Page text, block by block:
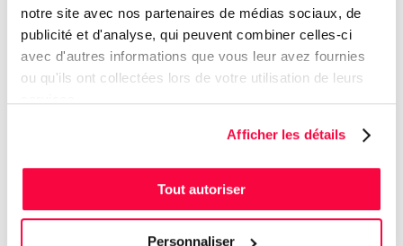
notre site avec nos partenaires de médias sociaux, de
publicité et d'analyse, qui peuvent combiner celles-ci
avec d'autres informations que vous leur avez fournies
ou qu'ils ont collectées lors de votre utilisation de leurs
Afficher les détails
Tout autoriser
Personnaliser